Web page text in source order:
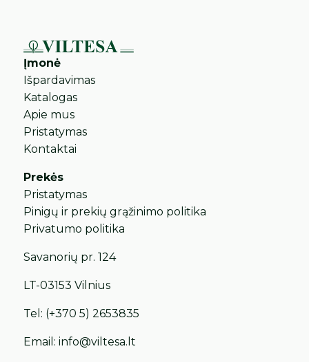
Įmonė
Išpardavimas
Katalogas
Apie mus
Pristatymas
Kontaktai
Prekės
Pristatymas
Pinigų ir prekių grąžinimo politika
Privatumo politika
Savanorių pr. 124
LT-03153 Vilnius
Tel: (+370 5) 2653835
Email:info@viltesa.lt